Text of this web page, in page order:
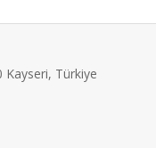
Kayseri, Türkiye